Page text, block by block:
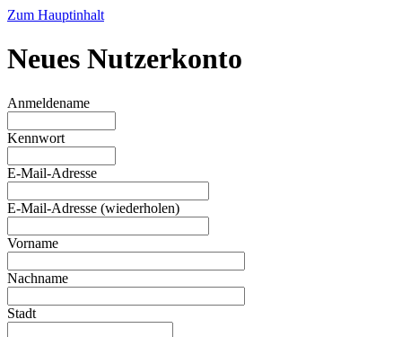
Zum Hauptinhalt
Neues Nutzerkonto
Anmeldename
Kennwort
E-Mail-Adresse
E-Mail-Adresse (wiederholen)
Vorname
Nachname
Stadt